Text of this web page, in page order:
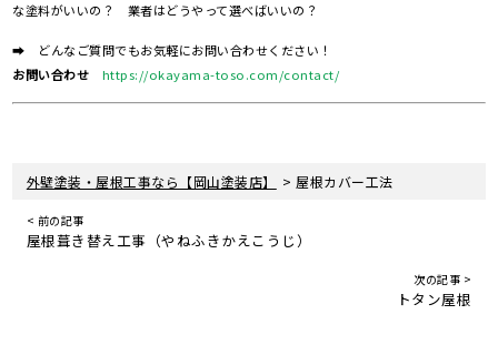
な塗料がいいの？ 業者はどうやって選べばいいの？
➡ どんなご質問でもお気軽にお問い合わせください！
お問い合わせ
https://okayama-toso.com/contact/
外壁塗装・屋根工事なら【岡山塗装店】 >屋根カバー工法
< 前の記事
屋根葺き替え工事（やねふきかえこうじ）
次の記事 >
トタン屋根